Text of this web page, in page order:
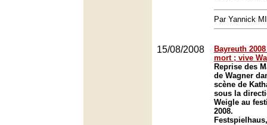
Par Yannick
15/08/2008
Bayreuth
mort ; vive
Reprise des
de Wagner
scène de
sous la
Weigle au
2008.